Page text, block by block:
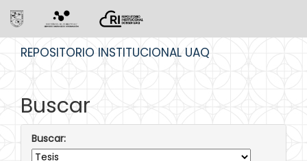
REPOSITORIO INSTITUCIONAL UAQ
Buscar
Buscar: